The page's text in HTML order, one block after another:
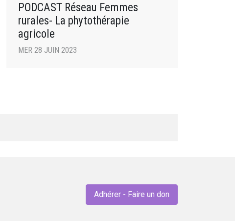
PODCAST Réseau Femmes
rurales- La phytothérapie
agricole
MER 28 JUIN 2023
Adhérer - Faire un don